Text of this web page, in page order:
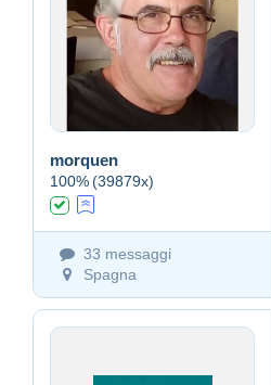
morquen
100%(39879x)
33 messaggi
Spagna